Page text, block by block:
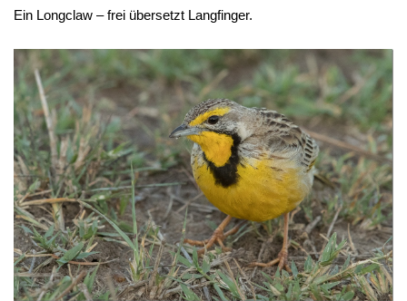
Ein Longclaw – frei übersetzt Langfinger.